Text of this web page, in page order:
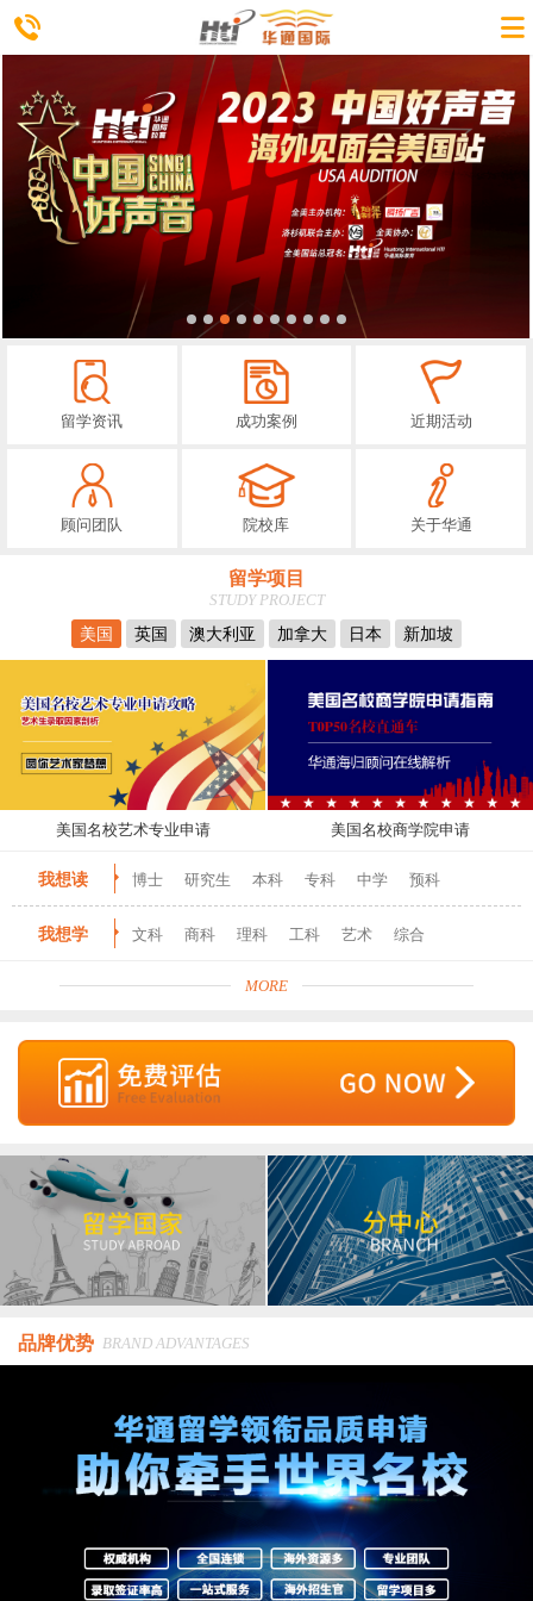
留学资讯 成功案例 近期活动
顾问团队 院校库 关于华通
留学项目
STUDY PROJECT
美国
英国 澳大利亚 加拿大 日本 新加坡
美国名校艺术专业申请 美国名校商学院申请
我想读 博士 研究生 本科 专科 中学 预科
我想学 文科 商科 理科 工科 艺术 综合
MORE
品牌优势 BRAND ADVANTAGES